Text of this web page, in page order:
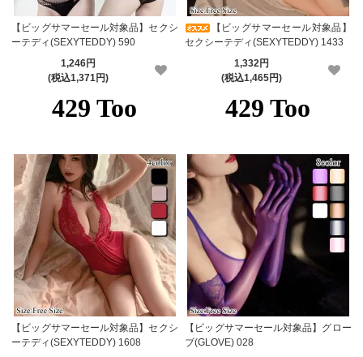
【ビッグサマーセール対象品】セクシ
ーテディ(SEXYTEDDY) 590
1,246円
(税込1,371円)
【ビッグサマーセール対象品】
セクシーテディ(SEXYTEDDY) 1433
1,332円
(税込1,465円)
【ビッグサマーセール対象品】セクシ
ーテディ(SEXYTEDDY) 1608
【ビッグサマーセール対象品】グロー
ブ(GLOVE) 028